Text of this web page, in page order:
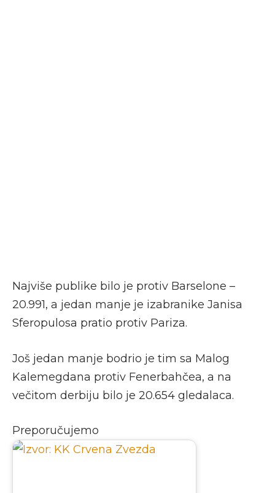
Najviše publike bilo je protiv Barselone –
20.991, a jedan manje je izabranike Janisa
Sferopulosa pratio protiv Pariza.
Još jedan manje bodrio je tim sa Malog
Kalemegdana protiv Fenerbahčea, a na
večitom derbiju bilo je 20.654 gledalaca.
Preporučujemo